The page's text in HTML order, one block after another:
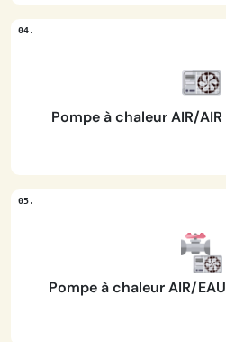
Pompe à chaleur AIR/
Pompe à chaleur AIR/